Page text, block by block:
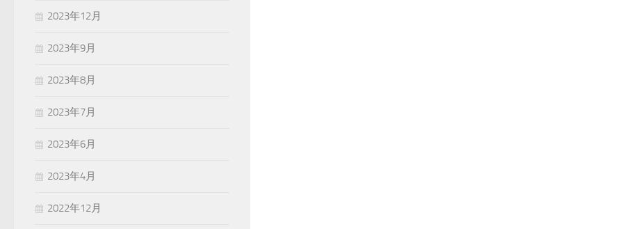
2023年12月
2023年9月
2023年8月
2023年7月
2023年6月
2023年4月
2022年12月